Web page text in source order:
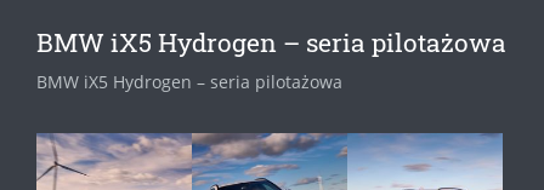
BMW iX5 Hydrogen – seria pilotażowa
BMW iX5 Hydrogen – seria pilotażowa